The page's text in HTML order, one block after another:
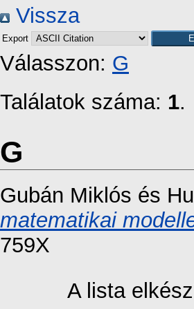
Vissza
Export
Válasszon: G
Találatok száma: 1.
G
Gubán Miklós és
matematikai
759X
A lista